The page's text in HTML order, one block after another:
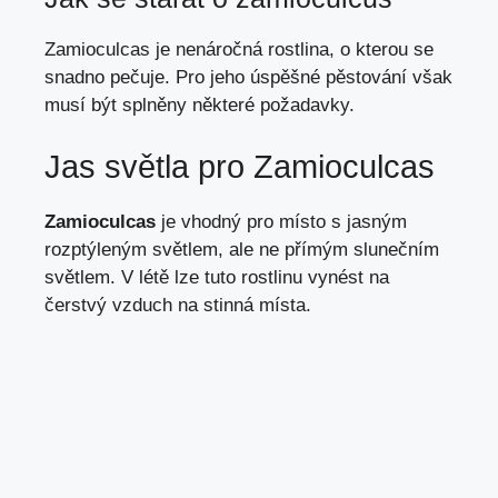
Zamioculcas je nenáročná rostlina, o kterou se
snadno pečuje. Pro jeho úspěšné pěstování však
musí být splněny některé požadavky.
Jas světla pro Zamioculcas
Zamioculcas je vhodný pro místo s jasným
rozptýleným světlem, ale ne přímým slunečním
světlem. V létě lze tuto rostlinu vynést na
čerstvý vzduch na stinná místa.